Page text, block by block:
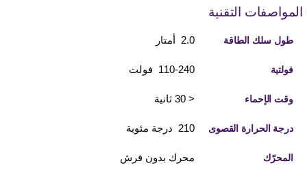
المواصفات التقنية
طول سلك الطاقة 2.0 أمتار
فولتية 110-240 فولت
وقت الإحماء < 30 ثانية
درجة الحرارة القصوى 210 درجة مئوية
المحرّك محرك بدون فرش